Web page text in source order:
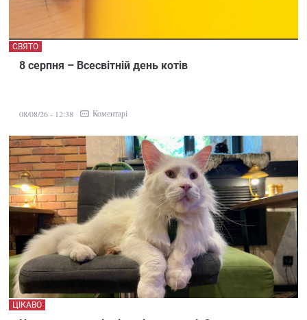
8 серпня – Всесвітній день котів
СВЯТО
08/08/26 - 12:38 Коментарі
ЦІКАВО